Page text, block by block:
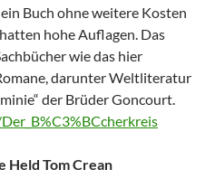
Buch ohne weitere Kosten
hohe Auflagen. Das
wie das hier
darunter Weltliteratur
der Brüder Goncourt.
Held Tom Crean